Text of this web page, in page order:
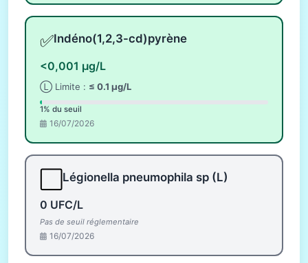
✅Indéno(1,2,3-cd)pyrène
<0,001 µg/L
Ⓛ Limite : ≤ 0.1 µg/L
1% du seuil
16/07/2026
Légionella pneumophila sp (L)
0 UFC/L
Pas de seuil réglementaire
16/07/2026